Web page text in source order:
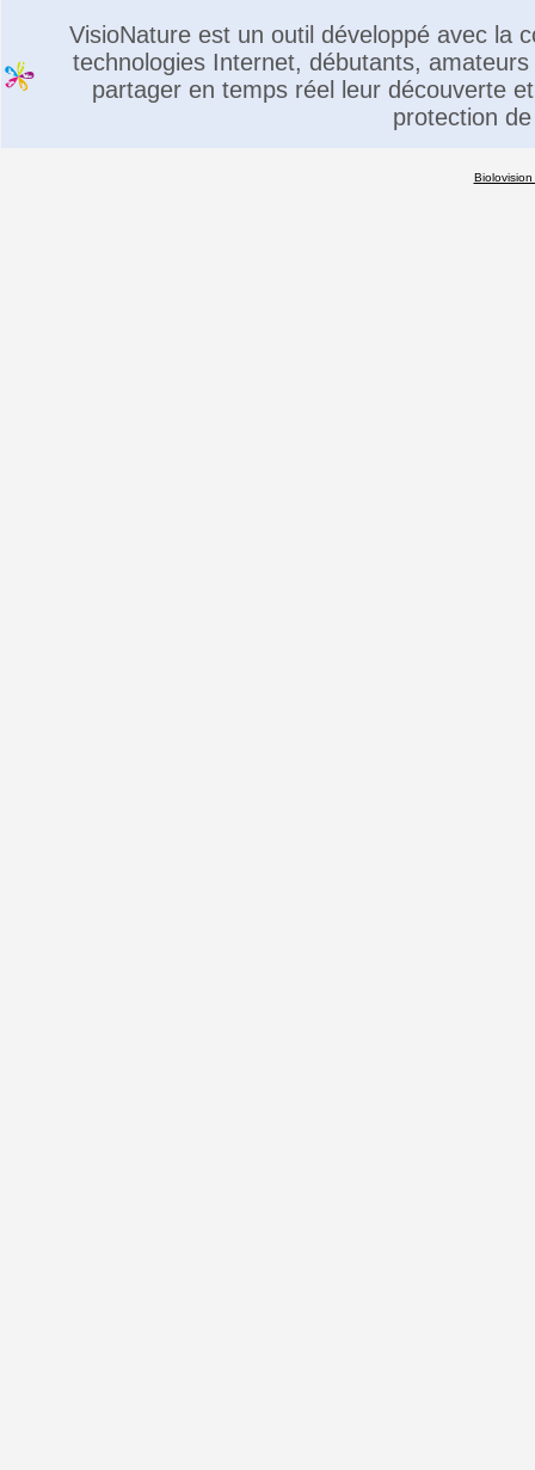
VisioNature est un outil développé avec la
technologies Internet, débutants,
partager en temps réel leur découverte
protection
Biolovision